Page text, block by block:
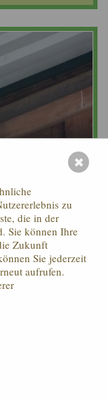
für Eulen,
Bau von
langfristig auch
zu
die in der
Sie können Ihre
Zukunft
Sie jederzeit
aufrufen.
✖